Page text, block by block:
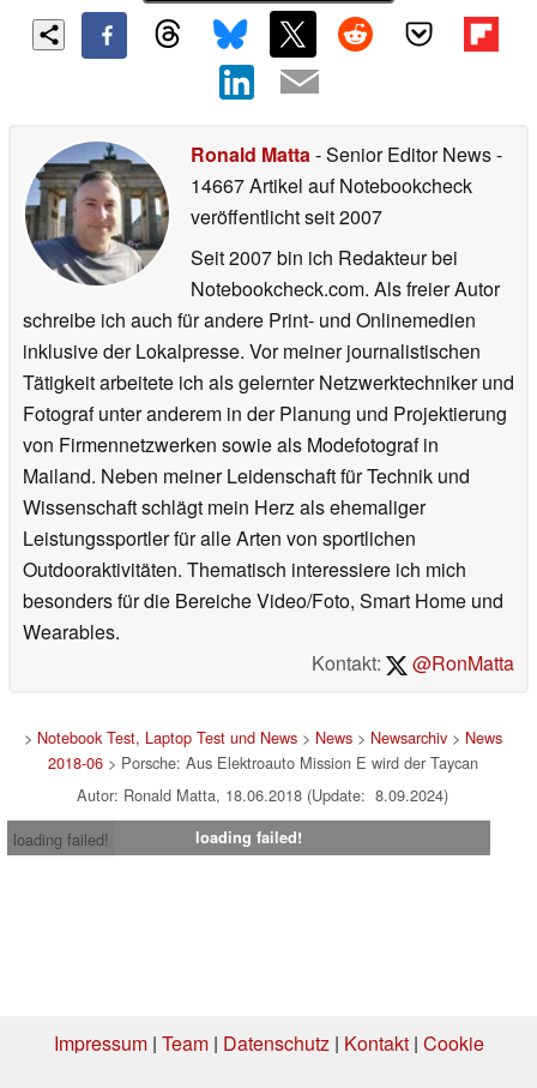
Ronald Matta- Senior Editor News-
14667 Artikel auf Notebookcheck
veröffentlichtseit 2007
Seit 2007 bin ich Redakteur bei
Notebookcheck.com. Als freier Autor
schreibe ich auch für andere Print- und Onlinemedien
inklusive der Lokalpresse. Vor meiner journalistischen
Tätigkeit arbeitete ich als gelernter Netzwerktechniker und
Fotograf unter anderem in der Planung und Projektierung
von Firmennetzwerken sowie als Modefotograf in
Mailand. Neben meiner Leidenschaft für Technik und
Wissenschaft schlägt mein Herz als ehemaliger
Leistungssportler für alle Arten von sportlichen
Outdooraktivitäten. Thematisch interessiere ich mich
besonders für die Bereiche Video/Foto, Smart Home und
Wearables.
Kontakt:
@RonMatta
> Notebook Test, Laptop Test und News> News> Newsarchiv> News
2018-06> Porsche: Aus Elektroauto Mission E wird der Taycan
Autor: Ronald Matta, 18.06.2018 (Update: 8.09.2024)
loading failed!
loading failed!
Impressum| Team| Datenschutz| Kontakt| Cookie